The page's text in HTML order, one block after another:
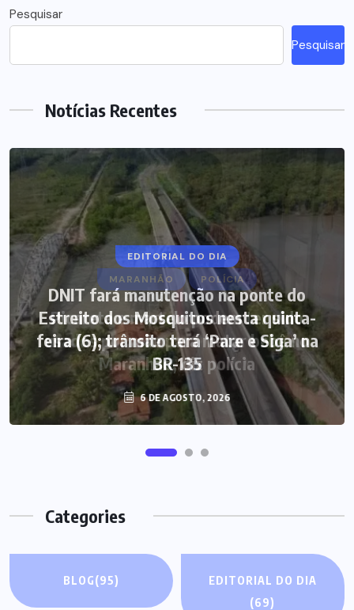
Pesquisar
Pesquisar
Notícias Recentes
EDITORIAL DO DIA
DNIT fará manutenção na ponte do
Estreito dos Mosquitos nesta quinta-
feira (6); trânsito terá ‘Pare e Siga’ na
BR-135
6 DE AGOSTO, 2026
Categories
BLOG(95)
EDITORIAL DO DIA
(69)